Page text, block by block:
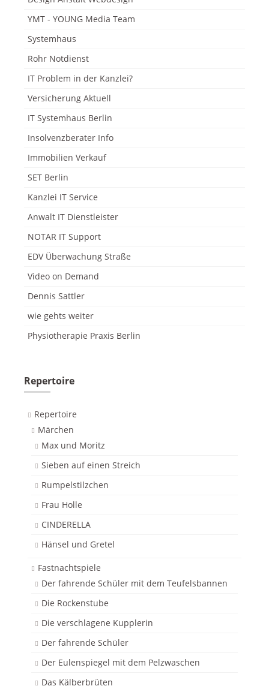
YMT - YOUNG Media Team
Systemhaus
Rohr Notdienst
IT Problem in der Kanzlei?
Versicherung Aktuell
IT Systemhaus Berlin
Insolvenzberater Info
Immobilien Verkauf
SET Berlin
Kanzlei IT Service
Anwalt IT Dienstleister
NOTAR IT Support
EDV Überwachung Straße
Video on Demand
Dennis Sattler
wie gehts weiter
Physiotherapie Praxis Berlin
Repertoire
Repertoire
Märchen
Max und Moritz
Sieben auf einen Streich
Rumpelstilzchen
Frau Holle
CINDERELLA
Hänsel und Gretel
Fastnachtspiele
Der fahrende Schüler mit dem Teufelsbannen
Die Rockenstube
Die verschlagene Kupplerin
Der fahrende Schüler
Der Eulenspiegel mit dem Pelzwaschen
Das Kälberbrüten